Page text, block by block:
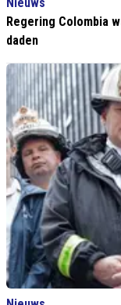
Regering Colombia
daden